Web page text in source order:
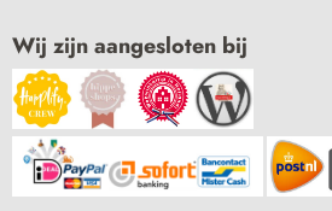
Wij zijn aangesloten bij